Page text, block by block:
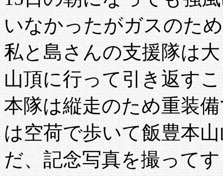
いなかったがガスのた
私と島さんの支援隊は
山頂に行って引き返す
本隊は縦走のため重装
は空荷で歩いて飯豊本
だ、記念写真を撮って